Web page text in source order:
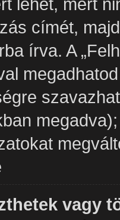
címét,
írva. A
vagy